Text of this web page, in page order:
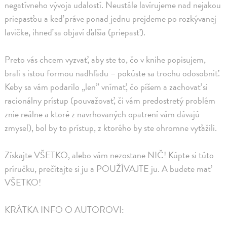
negatívneho vývoja udalostí. Neustále lavírujeme nad nejakou
priepasťou a keď práve ponad jednu prejdeme po rozkývanej
lavičke, ihneď sa objaví ďalšia (priepasť).
Preto vás chcem vyzvať, aby ste to, čo v knihe popisujem,
brali s istou formou nadhľadu – pokúste sa trochu odosobniť.
Keby sa vám podarilo „len” vnímať, čo píšem a zachovať si
racionálny prístup (pouvažovať, či vám predostretý problém
znie reálne a ktoré z navrhovaných opatrení vám dávajú
zmysel), bol by to prístup, z ktorého by ste ohromne vyťažili.
Získajte VŠETKO, alebo vám nezostane NIČ! Kúpte si túto
príručku, prečítajte si ju a POUŽÍVAJTE ju. A budete mať
VŠETKO!
KRÁTKA INFO O AUTOROVI: